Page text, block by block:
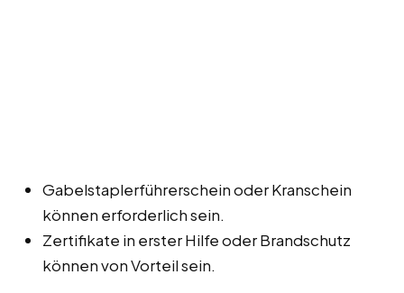
Gabelstaplerführerschein oder Kranschein
können erforderlich sein.
Zertifikate in erster Hilfe oder Brandschutz
können von Vorteil sein.